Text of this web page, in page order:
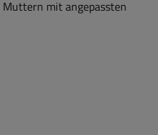
mit angepassten